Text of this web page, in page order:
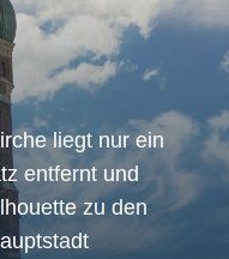
liegt nur ein
entfernt und
zu den